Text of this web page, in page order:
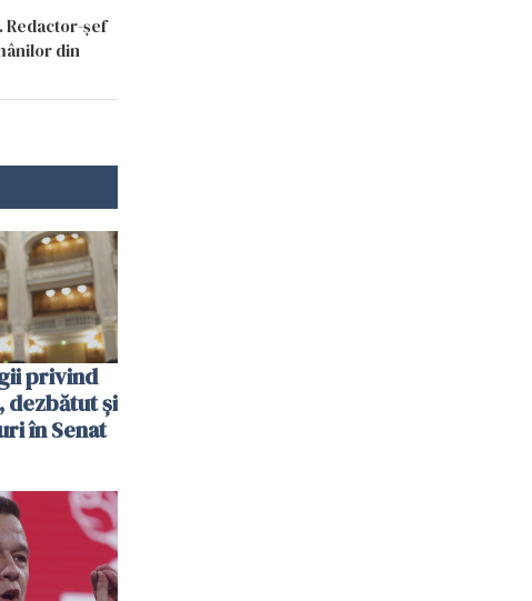
Redactor-șef
din
privind
şi
în Senat